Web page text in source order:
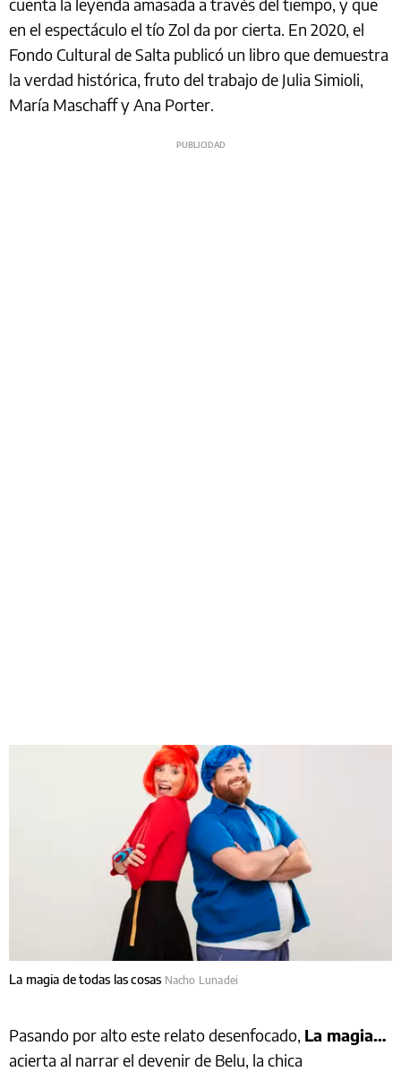
cuenta la leyenda amasada a través del tiempo, y que
en el espectáculo el tío Zol da por cierta. En 2020, el
Fondo Cultural de Salta publicó un libro que demuestra
la verdad histórica, fruto del trabajo de Julia Simioli,
María Maschaff y Ana Porter.
La magia de todas las cosas Nacho Lunadei
Pasando por alto este relato desenfocado, La magia…
acierta al narrar el devenir de Belu, la chica